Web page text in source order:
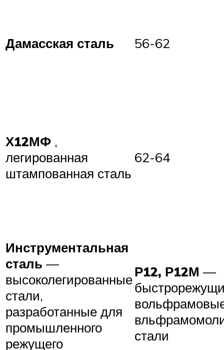
Дамасская сталь 56-62
Х12МФ ,
легированная
штампованная сталь
62-64
Инструментальная
сталь —
высоколегированные
стали,
разработанные для
промышленного
режущего
Р12, Р12М —
стали